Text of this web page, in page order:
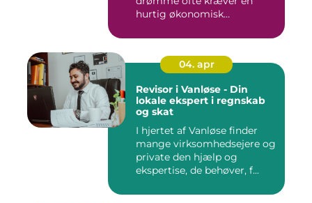
hurtig økonomisk
04. apr
Revisor i Vanløse - Din
lokale ekspert i regnskab
og skat
I hjertet af Vanløse finder
mange virksomhedsejere og
private den hjælp og
ekspertise, de behøver, f...